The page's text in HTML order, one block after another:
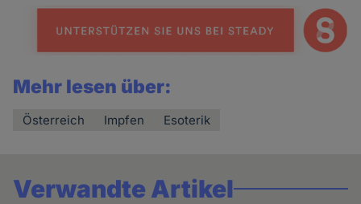
Mehr lesen über:
Österreich Impfen Esoterik
Verwandte Artikel